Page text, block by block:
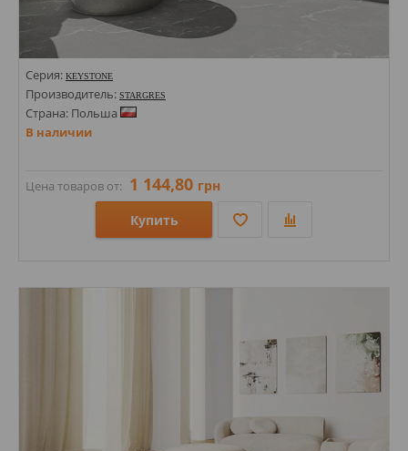
Серия: KEYSTONE
Производитель: STARGRES
Страна: Польша
В наличии
Цена товаров от: 1 144,80 грн
Купить
Стили: Под камень; Под бетон;